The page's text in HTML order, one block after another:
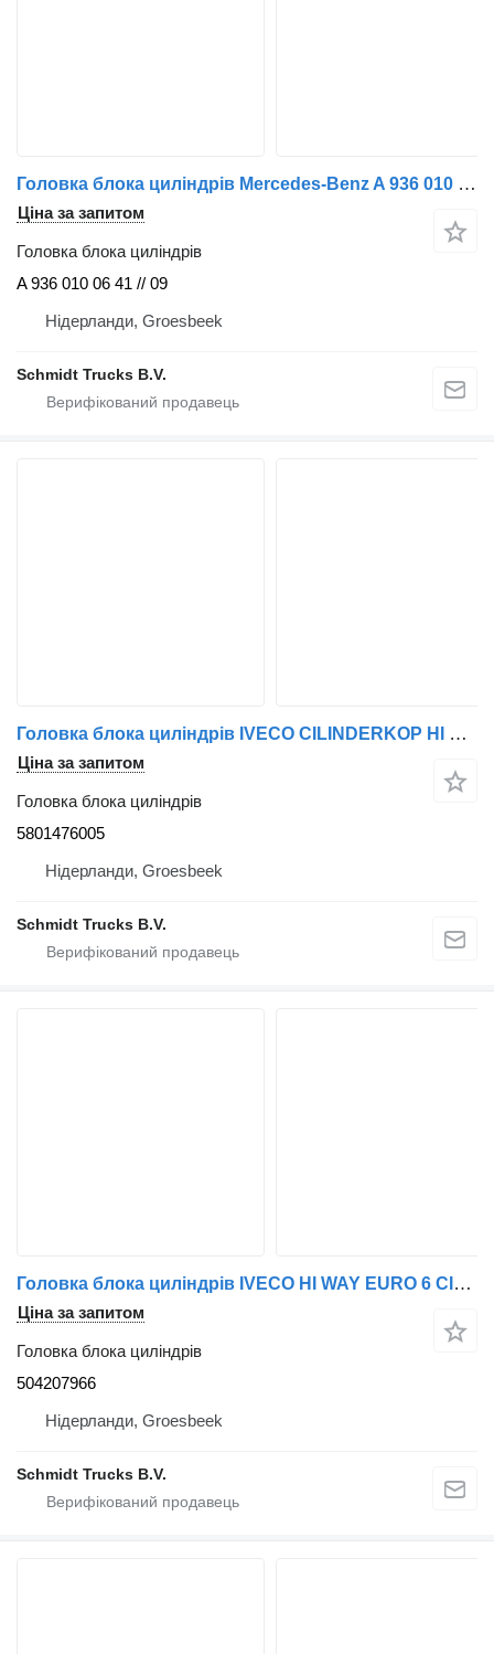
Головка блока циліндрів Mercedes-Benz A 936 010 06 41 // A 936 010 09 41 CILINDER KOP 1222 EURO 6 4CEL до вантажівки
Ціна за запитом
Головка блока циліндрів
A 936 010 06 41 // 09
Нідерланди, Groesbeek
Schmidt Trucks B.V.
Головка блока циліндрів IVECO CILINDERKOP HI WAY EURO 6 5801476005 до вантажівки
Ціна за запитом
Головка блока циліндрів
5801476005
Нідерланди, Groesbeek
Schmidt Trucks B.V.
Головка блока циліндрів IVECO HI WAY EURO 6 CILINDERKOP 504207966 до тягача
Ціна за запитом
Головка блока циліндрів
504207966
Нідерланди, Groesbeek
Schmidt Trucks B.V.